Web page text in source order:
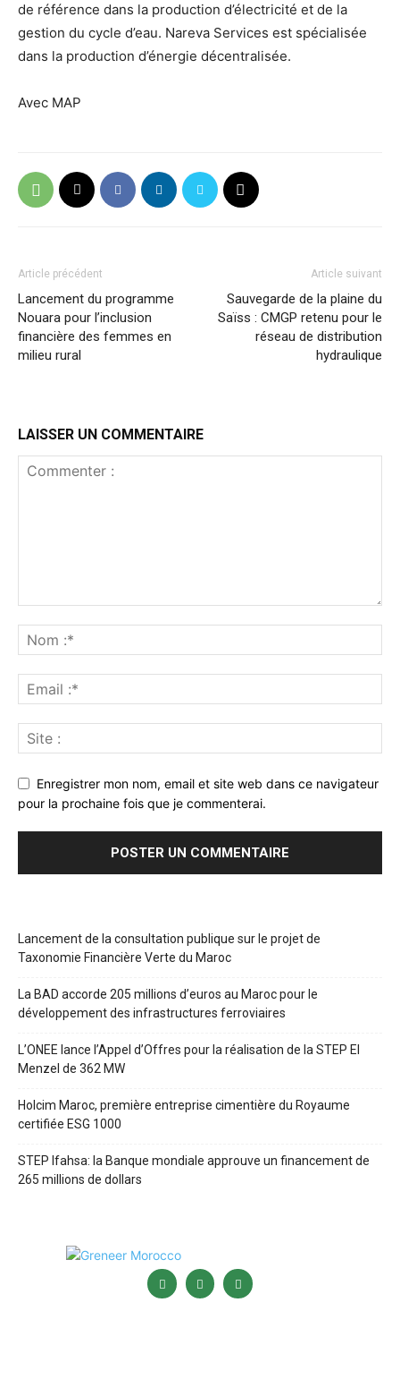
de référence dans la production d’électricité et de la
gestion du cycle d’eau. Nareva Services est spécialisée
dans la production d’énergie décentralisée.
Avec MAP
Article précédent
Lancement du programme
Nouara pour l’inclusion
financière des femmes en
milieu rural
Article suivant
Sauvegarde de la plaine du
Saïss : CMGP retenu pour le
réseau de distribution
hydraulique
LAISSER UN COMMENTAIRE
Enregistrer mon nom, email et site web dans ce navigateur
pour la prochaine fois que je commenterai.
Lancement de la consultation publique sur le projet de
Taxonomie Financière Verte du Maroc
La BAD accorde 205 millions d’euros au Maroc pour le
développement des infrastructures ferroviaires
L’ONEE lance l’Appel d’Offres pour la réalisation de la STEP El
Menzel de 362 MW
Holcim Maroc, première entreprise cimentière du Royaume
certifiée ESG 1000
STEP Ifahsa: la Banque mondiale approuve un financement de
265 millions de dollars